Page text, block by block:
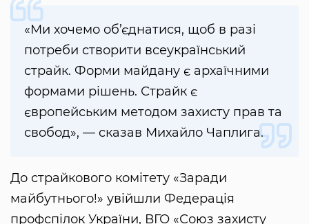
«Ми хочемо об’єднатися, щоб в разі
потреби створити всеукраїнський
страйк. Форми майдану є архаїчними
формами рішень. Страйк є
європейським методом захисту прав та
свобод», — сказав Михайло Чаплига.
До страйкового комітету «Заради
майбутнього!» увійшли Федерація
профспілок України, ВГО «Союз захисту